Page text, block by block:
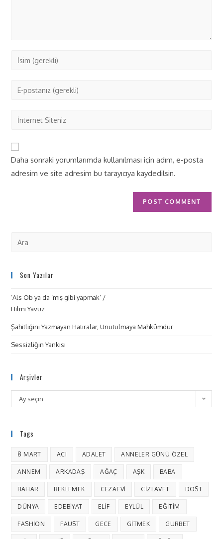
Daha sonraki yorumlarımda kullanılması için adım, e-posta
adresim ve site adresim bu tarayıcıya kaydedilsin.
Son Yazılar
‘Als Ob ya da ‘mış gibi yapmak’ /
Hilmi Yavuz
Şahitliğini Yazmayan Hatıralar, Unutulmaya Mahkûmdur
Sessizliğin Yankısı
Arşivler
Ay seçin
Tags
8 MART ACI ADALET ANNELER GÜNÜ ÖZEL
ANNEM ARKADAŞ AĞAÇ AŞK BABA
BAHAR BEKLEMEK CEZAEVI CIZLAVET DOST
DÜNYA EDEBIYAT ELIF EYLÜL EĞITIM
FASHION FAUST GECE GITMEK GURBET